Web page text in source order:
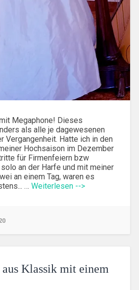
Megaphone! Dieses
als alle je dagewesenen
Vergangenheit. Hatte ich in den
Hochsaison im Dezember
für Firmenfeiern bzw
an der Harfe und mit meiner
an einem Tag, waren es
… Weiterlesen -->
Klassik mit einem